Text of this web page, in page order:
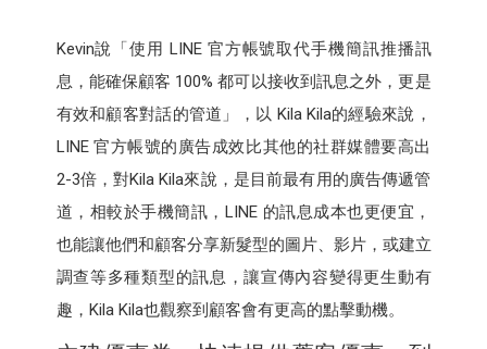
Kevin說「使用 LINE 官方帳號取代手機簡訊推播訊
息，能確保顧客 100% 都可以接收到訊息之外，更是
有效和顧客對話的管道」，以 Kila Kila的經驗來說，
LINE 官方帳號的廣告成效比其他的社群媒體要高出
2-3倍，對Kila Kila來說，是目前最有用的廣告傳遞管
道，相較於手機簡訊，LINE 的訊息成本也更便宜，
也能讓他們和顧客分享新髮型的圖片、影片，或建立
調查等多種類型的訊息，讓宣傳內容變得更生動有
趣，Kila Kila也觀察到顧客會有更高的點擊動機。